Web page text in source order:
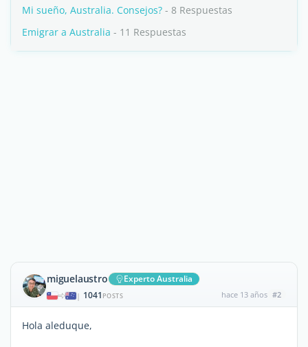
Mi sueño, Australia. Consejos? - 8 Respuestas
Emigrar a Australia - 11 Respuestas
miguelaustro Experto Australia
| 1041 POSTS hace 13 años #2
Hola aleduque,